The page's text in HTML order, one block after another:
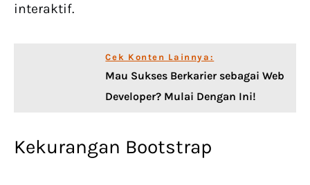
interaktif.
Cek Konten Lainnya:
Mau Sukses Berkarier sebagai Web
Developer? Mulai Dengan Ini!
Kekurangan Bootstrap